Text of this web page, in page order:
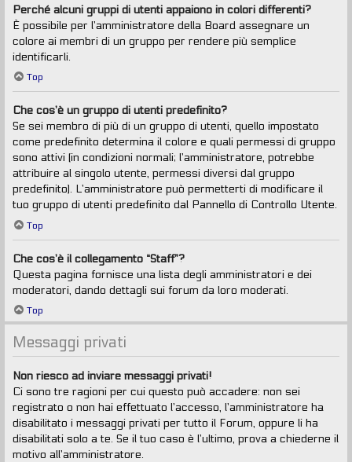
Perché alcuni gruppi di utenti appaiono in colori differenti?
È possibile per l’amministratore della Board assegnare un
colore ai membri di un gruppo per rendere più semplice
identificarli.
Top
Che cos’è un gruppo di utenti predefinito?
Se sei membro di più di un gruppo di utenti, quello impostato
come predefinito determina il colore e quali permessi di gruppo
sono attivi (in condizioni normali; l’amministratore, potrebbe
attribuire al singolo utente, permessi diversi dal gruppo
predefinito). L’amministratore può permetterti di modificare il
tuo gruppo di utenti predefinito dal Pannello di Controllo Utente.
Top
Che cos’è il collegamento “Staff”?
Questa pagina fornisce una lista degli amministratori e dei
moderatori, dando dettagli sui forum da loro moderati.
Top
Messaggi privati
Non riesco ad inviare messaggi privati!
Ci sono tre ragioni per cui questo può accadere: non sei
registrato o non hai effettuato l’accesso, l’amministratore ha
disabilitato i messaggi privati per tutto il Forum, oppure li ha
disabilitati solo a te. Se il tuo caso è l’ultimo, prova a chiederne il
motivo all’amministratore.